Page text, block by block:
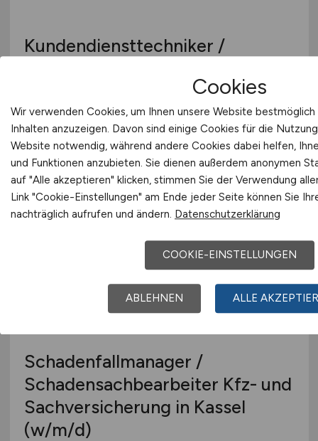
Kundendiensttechniker /
, in Voll-/Teilzeit - Region
Hannover, Braunschweig, Kassel
Techem Energy Services GmbH
heute
Region Hannover, Braunschweig, Kassel
Schadenfallmanager /
Schadensachbearbeiter Kfz- und
Sachversicherung in Kassel
(w/m/d)
Cookies
Wir verwenden Cookies, um Ihnen unsere Website
Inhalten anzuzeigen. Davon sind einige Cookies für die
Website notwendig, während andere Cookies dabei helfen,
und Funktionen anzubieten. Sie dienen außerdem anonymen
auf "Alle akzeptieren" klicken, stimmen Sie der Verwendung
Link "Cookie-Einstellungen" am Ende jeder Seite können Sie
nachträglich aufrufen und ändern. Datenschutzerklärung
COOKIE-EINSTELLUNGEN
ABLEHNEN ALLE